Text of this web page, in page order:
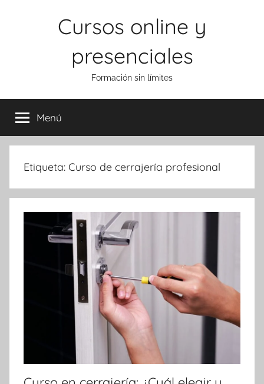
Cursos online y
presenciales
Formación sin límites
Menú
Etiqueta: Curso de cerrajería profesional